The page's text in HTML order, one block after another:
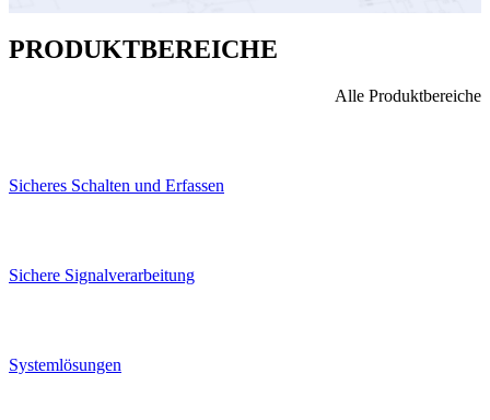
PRODUKTBEREICHE
Alle Produktbereiche
Sicheres Schalten und Erfassen
Sichere Signalverarbeitung
Systemlösungen